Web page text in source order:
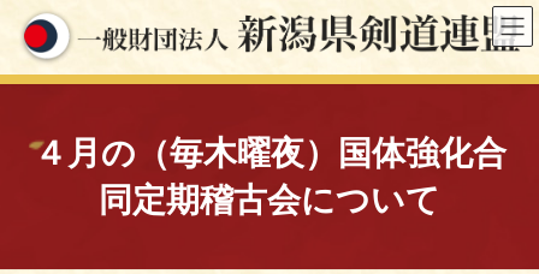
ン
ー
４月の（毎木曜夜）国体強化合
同定期稽古会について